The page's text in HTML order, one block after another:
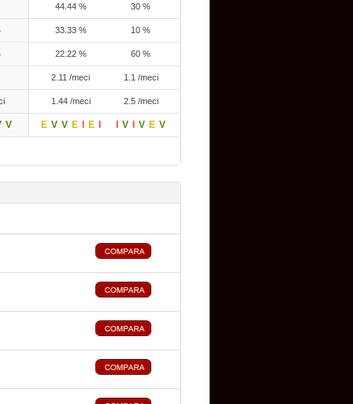
44.44 % 30 %
33.33 % 10 %
22.22 % 60 %
2.11 /meci 1.1 /meci
1.44 /meci 2.5 /meci
V E V V E E V V E V